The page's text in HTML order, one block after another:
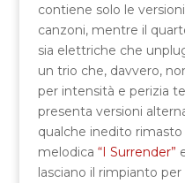
contiene solo le
canzoni, mentre il
sia elettriche che
un trio che, davvero,
per intensità e perizia
presenta versioni
qualche inedito
melodica “I Surrender”
lasciano il rimpianto